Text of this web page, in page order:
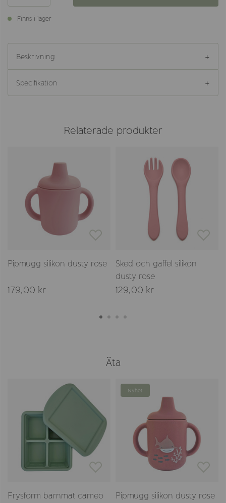
Finns i lager
Beskrivning
Specifikation
Relaterade produkter
Pipmugg silikon dusty rose
179,00 kr
Sked och gaffel silikon
dusty rose
129,00 kr
Äta
Frysform barnmat cameo
Nyhet
Pipmugg silikon dusty rose